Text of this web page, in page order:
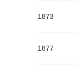
1873
1877